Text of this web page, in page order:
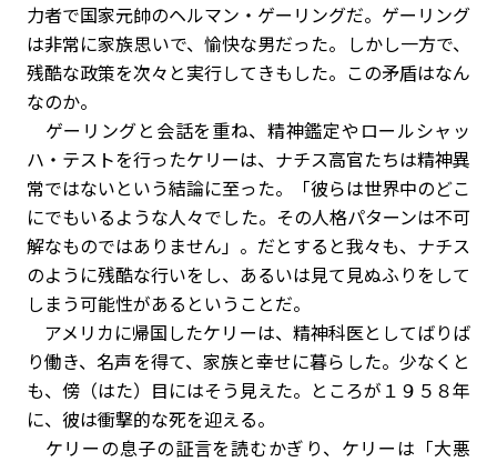
力者で国家元帥のヘルマン・ゲーリングだ。ゲーリング
は非常に家族思いで、愉快な男だった。しかし一方で、
残酷な政策を次々と実行してきもした。この矛盾はなん
なのか。
ゲーリングと会話を重ね、精神鑑定やロールシャッ
ハ・テストを行ったケリーは、ナチス高官たちは精神異
常ではないという結論に至った。「彼らは世界中のどこ
にでもいるような人々でした。その人格パターンは不可
解なものではありません」。だとすると我々も、ナチス
のように残酷な行いをし、あるいは見て見ぬふりをして
しまう可能性があるということだ。
アメリカに帰国したケリーは、精神科医としてばりば
り働き、名声を得て、家族と幸せに暮らした。少なくと
も、傍（はた）目にはそう見えた。ところが１９５８年
に、彼は衝撃的な死を迎える。
ケリーの息子の証言を読むかぎり、ケリーは「大悪